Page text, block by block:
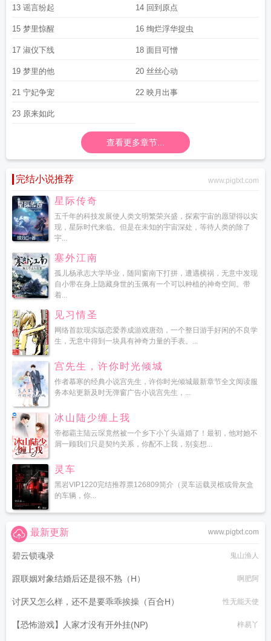
13 谣言纷起 14 回到原点
15 梦里惊醒 16 绚烂浮华捉虫
17 淑仪下线 18 面目可憎
19 梦里的他 20 丝丝心动
21 宁妃争宠 22 映月出事
23 原来如此
查看更多章节...
完结小说推荐 www.pigtxt.com
星际传奇
五千年的科技发展使人类文明繁荣兴盛，探索宇宙的愿望得以实
现，星际时代来临。但是在未知的宇宙深处，等待人类的除了
宇...
塞外江南
孤儿杨承志大学毕业，随同窗南下打拼，遭遇横祸，无意中发现
自小带在身上隐藏身世的玉佩有一个可以种植的神奇空间。带
着...
见习情圣
网络首款现实版恋爱养成游戏唐劲，一个整日游手好闲的不良学
生，无意中得到一块具有神奇力量的手表。...
宫先生，许你时光倾城
作者慕寒的经典小说宫先生，许你时光倾城最新章节全文阅读服
务本站更新及时无弹窗广告小说宫先生，...
冰山陆少缠上我
帝都霸主陆云琛竟然被一个乡下小丫头逼婚了！最初，他对她不
屑一顾我们只是契约关系，你配不上我，别妄想...
灵车
黑岩VIP1220完结推荐票126809简介（灵车运载灵柩或骨灰盒
的车辆，你...
www.pigtxt.com
最新更新
碧云锁魂录 鬼山渔人
跟联姻对象结婚后还是很不熟（H） 啊肥阿
讨厌又怎么样，还不是要乖乖挨操（百合H） 性无能天使
【恐怖游戏】人家才没有开外挂(NP) 梓易丫